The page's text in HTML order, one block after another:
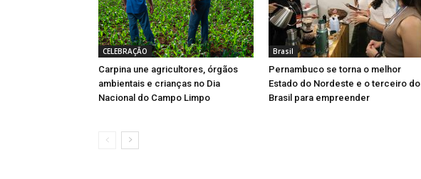
CELEBRAÇÃO
Carpina une agricultores, órgãos
ambientais e crianças no Dia
Nacional do Campo Limpo
Brasil
Pernambuco se torna o melhor
Estado do Nordeste e o terceiro do
Brasil para empreender